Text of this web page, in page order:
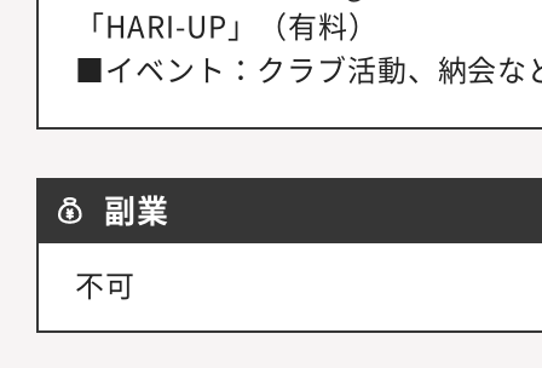
「HARI-UP」（有料）
■イベント：クラブ活動、納会な
副業
不可